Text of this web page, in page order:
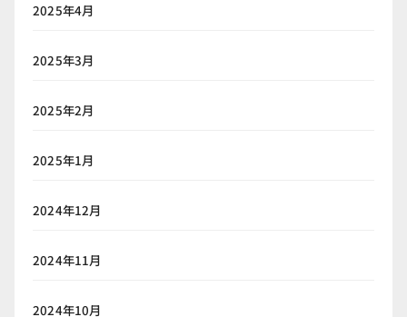
2025年4月
2025年3月
2025年2月
2025年1月
2024年12月
2024年11月
2024年10月